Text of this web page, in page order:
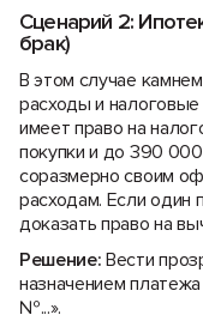
Сценарий 2:
брак)
В этом случае
расходы и
имеет право на
покупки и до 390
соразмерно своим
расходам. Если один
доказать право на
Решение: Вести
назначением
№...».